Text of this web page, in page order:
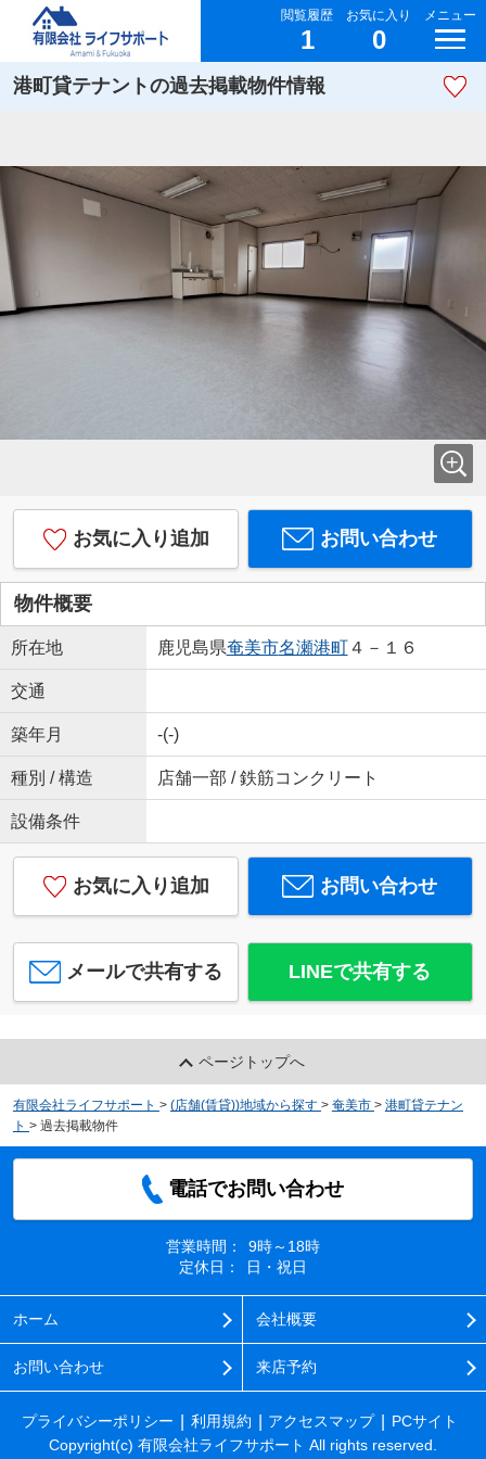
閲覧履歴
1
お気に入り
0
メニュー
港町貸テナントの過去掲載物件情報
お気に入り追加 お問い合わせ
物件概要
所在地 鹿児島県奄美市名瀬港町４－１６
交通
築年月 -(-)
種別 / 構造 店舗一部 / 鉄筋コンクリート
設備条件
お気に入り追加 お問い合わせ
メールで共有する LINEで共有する
ページトップへ
有限会社ライフサポート > (店舗(賃貸))地域から探す > 奄美市 > 港町貸テナン
ト > 過去掲載物件
電話でお問い合わせ
営業時間：
9時～18時
定休日：
日・祝日
ホーム 会社概要
お問い合わせ 来店予約
プライバシーポリシー 利用規約 アクセスマップ
PCサイト
Copyright(c) 有限会社ライフサポート All rights reserved.